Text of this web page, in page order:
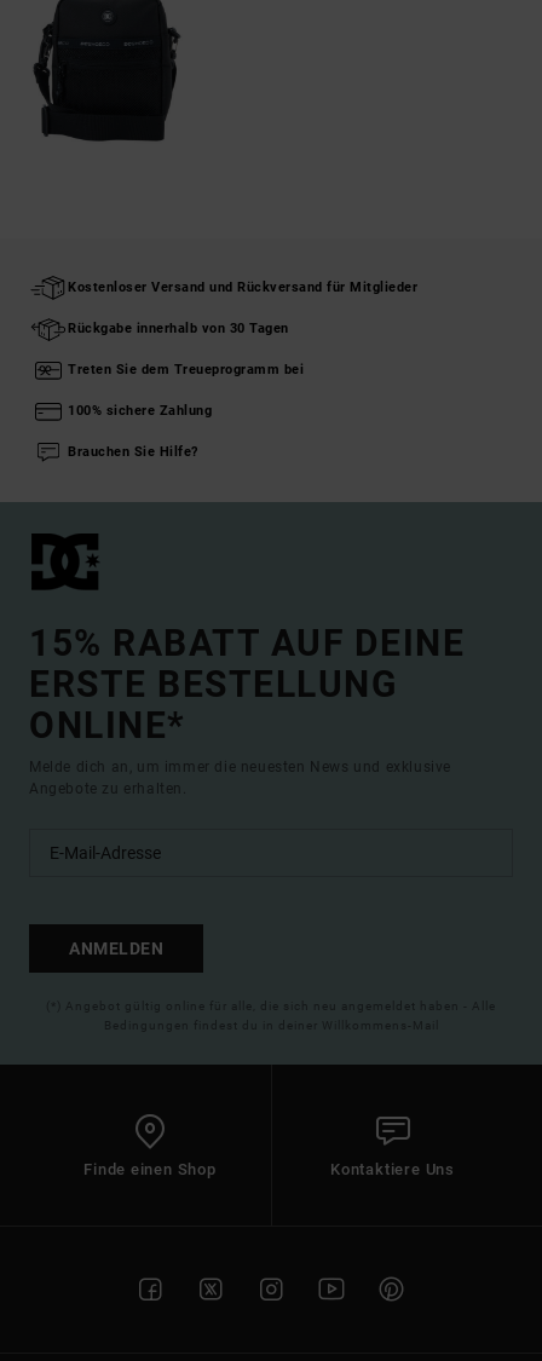
Kostenloser Versand und Rückversand für Mitglieder
Rückgabe innerhalb von 30 Tagen
Treten Sie dem Treueprogramm bei
100% sichere Zahlung
Brauchen Sie Hilfe?
15% RABATT AUF DEINE
ERSTE BESTELLUNG
ONLINE*
Melde dich an, um immer die neuesten News und exklusive
Angebote zu erhalten.
ANMELDEN
(*) Angebot gültig online für alle, die sich neu angemeldet haben - Alle
Bedingungen findest du in deiner Willkommens-Mail
Finde einen Shop Kontaktiere Uns